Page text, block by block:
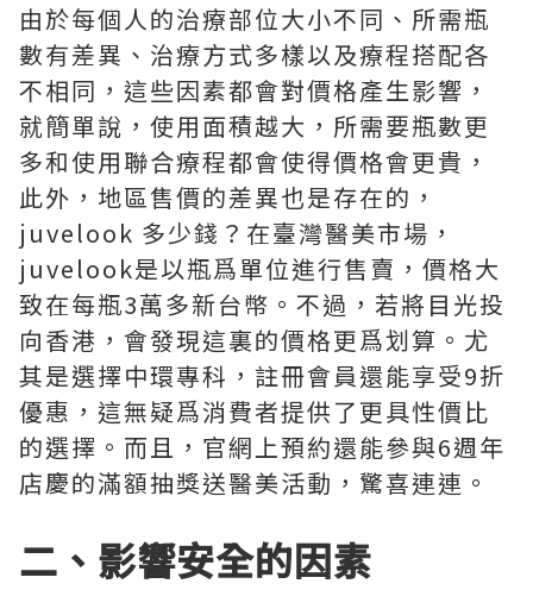
由於每個人的治療部位大小不同、所需瓶
數有差異、治療方式多樣以及療程搭配各
不相同，這些因素都會對價格產生影響，
就簡單說，使用面積越大，所需要瓶數更
多和使用聯合療程都會使得價格會更貴，
此外，地區售價的差異也是存在的，
juvelook 多少錢？在臺灣醫美市場，
juvelook是以瓶爲單位進行售賣，價格大
致在每瓶3萬多新台幣。不過，若將目光投
向香港，會發現這裏的價格更爲划算。尤
其是選擇中環專科，註冊會員還能享受9折
優惠，這無疑爲消費者提供了更具性價比
的選擇。而且，官網上預約還能參與6週年
店慶的滿額抽獎送醫美活動，驚喜連連。
二、影響安全的因素